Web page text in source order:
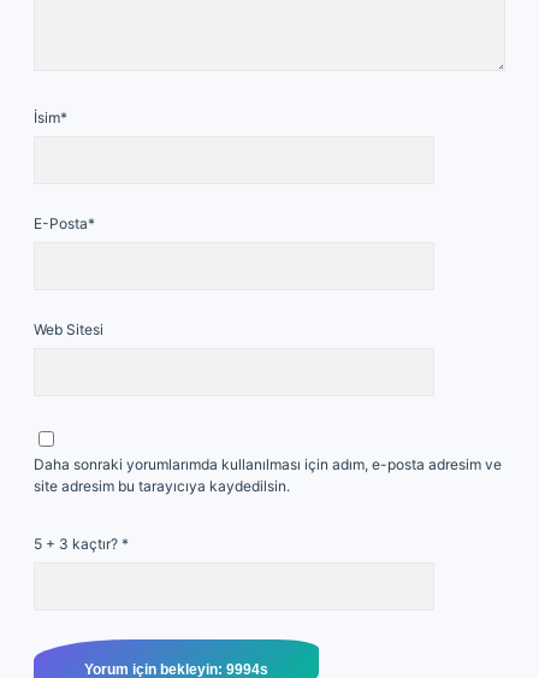
İsim*
E-Posta*
Web Sitesi
Daha sonraki yorumlarımda kullanılması için adım, e-posta adresim ve
site adresim bu tarayıcıya kaydedilsin.
5 + 3 kaçtır? *